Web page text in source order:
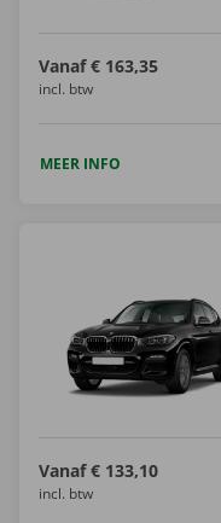
Vanaf € 163,35
incl. btw
MEER INFO
Vanaf € 133,10
incl. btw